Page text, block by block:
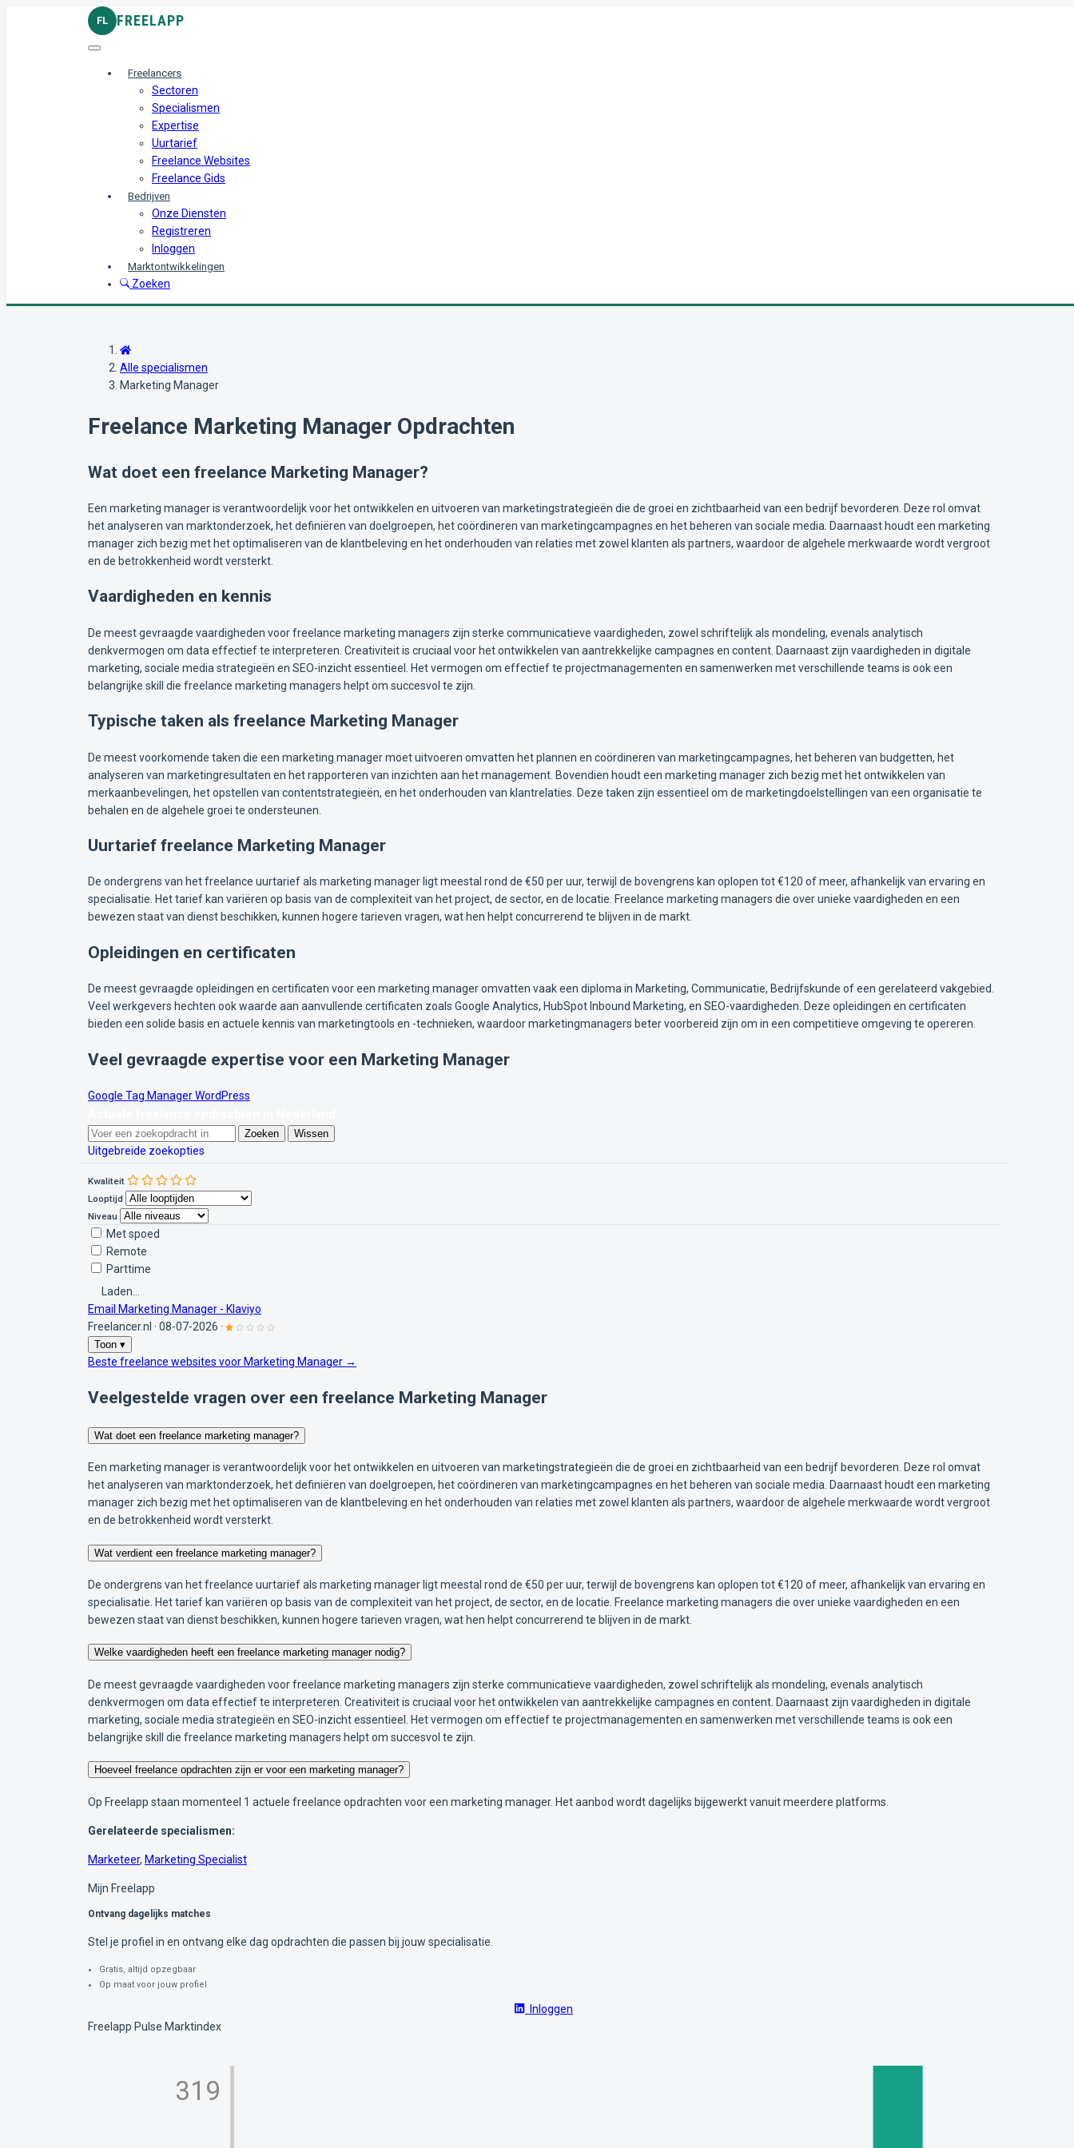
FL FREELAPP
Freelancers
Sectoren
Specialismen
Expertise
Uurtarief
Freelance Websites
Freelance Gids
Bedrijven
Onze Diensten
Registreren
Inloggen
Marktontwikkelingen
Zoeken
Alle specialismen
Marketing Manager
Freelance Marketing Manager Opdrachten
Wat doet een freelance Marketing Manager?
Een marketing manager is verantwoordelijk voor het ontwikkelen en uitvoeren van marketingstrategieën die de groei en zichtbaarheid van een bedrijf bevorderen. Deze rol omvat
het analyseren van marktonderzoek, het definiëren van doelgroepen, het coördineren van marketingcampagnes en het beheren van sociale media. Daarnaast houdt een marketing
manager zich bezig met het optimaliseren van de klantbeleving en het onderhouden van relaties met zowel klanten als partners, waardoor de algehele merkwaarde wordt vergroot
en de betrokkenheid wordt versterkt.
Vaardigheden en kennis
De meest gevraagde vaardigheden voor freelance marketing managers zijn sterke communicatieve vaardigheden, zowel schriftelijk als mondeling, evenals analytisch
denkvermogen om data effectief te interpreteren. Creativiteit is cruciaal voor het ontwikkelen van aantrekkelijke campagnes en content. Daarnaast zijn vaardigheden in digitale
marketing, sociale media strategieën en SEO-inzicht essentieel. Het vermogen om effectief te projectmanagementen en samenwerken met verschillende teams is ook een
belangrijke skill die freelance marketing managers helpt om succesvol te zijn.
Typische taken als freelance Marketing Manager
De meest voorkomende taken die een marketing manager moet uitvoeren omvatten het plannen en coördineren van marketingcampagnes, het beheren van budgetten, het
analyseren van marketingresultaten en het rapporteren van inzichten aan het management. Bovendien houdt een marketing manager zich bezig met het ontwikkelen van
merkaanbevelingen, het opstellen van contentstrategieën, en het onderhouden van klantrelaties. Deze taken zijn essentieel om de marketingdoelstellingen van een organisatie te
behalen en de algehele groei te ondersteunen.
Uurtarief freelance Marketing Manager
De ondergrens van het freelance uurtarief als marketing manager ligt meestal rond de €50 per uur, terwijl de bovengrens kan oplopen tot €120 of meer, afhankelijk van ervaring en
specialisatie. Het tarief kan variëren op basis van de complexiteit van het project, de sector, en de locatie. Freelance marketing managers die over unieke vaardigheden en een
bewezen staat van dienst beschikken, kunnen hogere tarieven vragen, wat hen helpt concurrerend te blijven in de markt.
Opleidingen en certificaten
De meest gevraagde opleidingen en certificaten voor een marketing manager omvatten vaak een diploma in Marketing, Communicatie, Bedrijfskunde of een gerelateerd vakgebied.
Veel werkgevers hechten ook waarde aan aanvullende certificaten zoals Google Analytics, HubSpot Inbound Marketing, en SEO-vaardigheden. Deze opleidingen en certificaten
bieden een solide basis en actuele kennis van marketingtools en -technieken, waardoor marketingmanagers beter voorbereid zijn om in een competitieve omgeving te opereren.
Veel gevraagde expertise voor een Marketing Manager
Google Tag ManagerWordPress
Zoeken Wissen
Uitgebreide zoekopties
Kwaliteit
Looptijd
Niveau
Met spoed
Remote
Parttime
Laden...
Email Marketing Manager - Klaviyo
Freelancer.nl · 08-07-2026 ·
Toon ▾
Beste freelance websites voor Marketing Manager →
Veelgestelde vragen over een freelance Marketing Manager
Wat doet een freelance marketing manager?
Een marketing manager is verantwoordelijk voor het ontwikkelen en uitvoeren van marketingstrategieën die de groei en zichtbaarheid van een bedrijf bevorderen. Deze rol omvat
het analyseren van marktonderzoek, het definiëren van doelgroepen, het coördineren van marketingcampagnes en het beheren van sociale media. Daarnaast houdt een marketing
manager zich bezig met het optimaliseren van de klantbeleving en het onderhouden van relaties met zowel klanten als partners, waardoor de algehele merkwaarde wordt vergroot
en de betrokkenheid wordt versterkt.
Wat verdient een freelance marketing manager?
De ondergrens van het freelance uurtarief als marketing manager ligt meestal rond de €50 per uur, terwijl de bovengrens kan oplopen tot €120 of meer, afhankelijk van ervaring en
specialisatie. Het tarief kan variëren op basis van de complexiteit van het project, de sector, en de locatie. Freelance marketing managers die over unieke vaardigheden en een
bewezen staat van dienst beschikken, kunnen hogere tarieven vragen, wat hen helpt concurrerend te blijven in de markt.
Welke vaardigheden heeft een freelance marketing manager nodig?
De meest gevraagde vaardigheden voor freelance marketing managers zijn sterke communicatieve vaardigheden, zowel schriftelijk als mondeling, evenals analytisch
denkvermogen om data effectief te interpreteren. Creativiteit is cruciaal voor het ontwikkelen van aantrekkelijke campagnes en content. Daarnaast zijn vaardigheden in digitale
marketing, sociale media strategieën en SEO-inzicht essentieel. Het vermogen om effectief te projectmanagementen en samenwerken met verschillende teams is ook een
belangrijke skill die freelance marketing managers helpt om succesvol te zijn.
Hoeveel freelance opdrachten zijn er voor een marketing manager?
Op Freelapp staan momenteel 1 actuele freelance opdrachten voor een marketing manager. Het aanbod wordt dagelijks bijgewerkt vanuit meerdere platforms.
Gerelateerde specialismen:
Marketeer, Marketing Specialist
Mijn Freelapp
Ontvang dagelijks matches
Stel je profiel in en ontvang elke dag opdrachten die passen bij jouw specialisatie.
Gratis, altijd opzegbaar
Op maat voor jouw profiel
Inloggen
Freelapp Pulse Marktindex
319